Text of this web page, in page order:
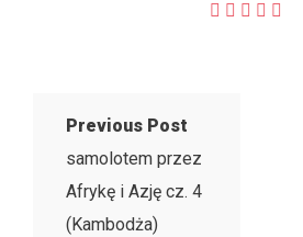
Previous Post
samolotem przez
Afrykę i Azję cz. 4
(Kambodża)